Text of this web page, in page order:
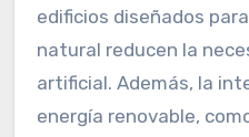
edificios diseñados
natural reducen la
artificial. Además, la
energía renovable,